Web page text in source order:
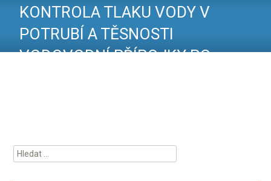
KONTROLA TLAKU VODY V
POTRUBÍ A TĚSNOSTI
VODOVODNÍ PŘÍPOJKY PO
Vyhledávání